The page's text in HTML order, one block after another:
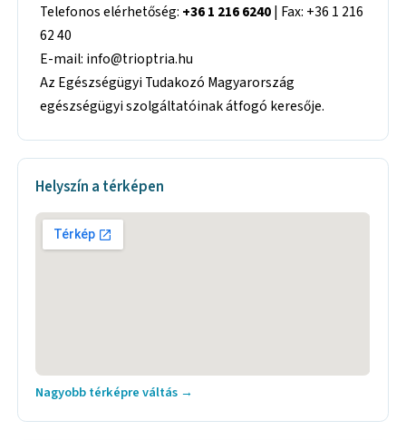
Telefonos elérhetőség: +36 1 216 6240| Fax: +36 1 216
62 40
E-mail: info@trioptria.hu
Az Egészségügyi Tudakozó Magyarország
egészségügyi szolgáltatóinak átfogó keresője.
Helyszín a térképen
Nagyobb térképre váltás →